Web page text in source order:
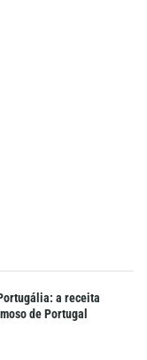
a receita
de Portugal